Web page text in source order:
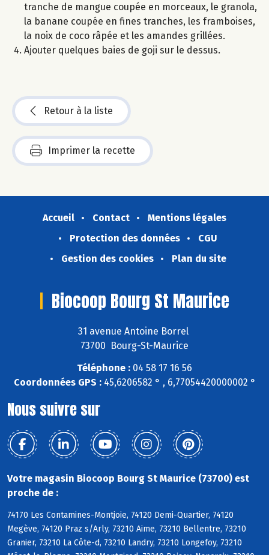
tranche de mangue coupée en morceaux, le granola,
la banane coupée en fines tranches, les framboises,
la noix de coco râpée et les amandes grillées.
Ajouter quelques baies de goji sur le dessus.
Retour à la liste
Imprimer la recette
Accueil Contact
Mentions légales
Protection des données
CGU
Gestion des cookies
Plan du site
Biocoop Bourg St Maurice
31 avenue Antoine Borrel
73700 Bourg-St-Maurice
Téléphone : 04 58 17 16 56
Coordonnées GPS :45,6206582 ° , 6,77054420000002 °
Nous suivre sur
Votre magasin Biocoop Bourg St Maurice (73700) est
proche de :
74170 Les Contamines-Montjoie, 74120 Demi-Quartier, 74120
Megève, 74120 Praz s/Arly, 73210 Aime, 73210 Bellentre, 73210
Granier, 73210 La Côte-d, 73210 Landry, 73210 Longefoy, 73210